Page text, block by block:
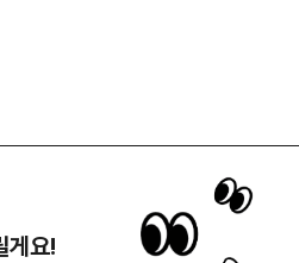
게요!